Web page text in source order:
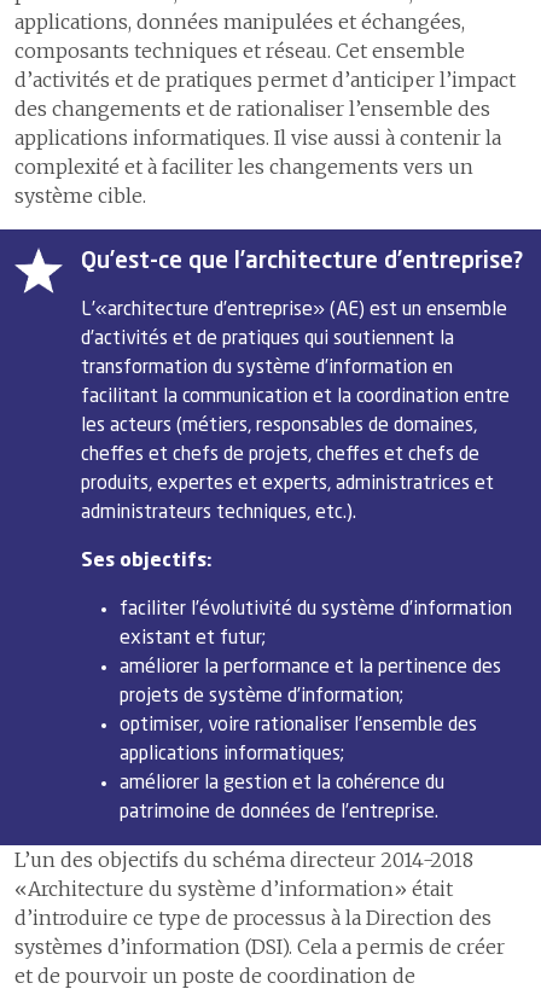
applications, données manipulées et échangées,
composants techniques et réseau. Cet ensemble
d’activités et de pratiques permet d’anticiper l’impact
des changements et de rationaliser l’ensemble des
applications informatiques. Il vise aussi à contenir la
complexité et à faciliter les changements vers un
système cible.
Qu’est-ce que l’architecture d’entreprise?
L’«architecture d’entreprise» (AE) est un ensemble
d’activités et de pratiques qui soutiennent la
transformation du système d’information en
facilitant la communication et la coordination entre
les acteurs (métiers, responsables de domaines,
cheffes et chefs de projets, cheffes et chefs de
produits, expertes et experts, administratrices et
administrateurs techniques, etc.).
Ses objectifs:
faciliter l’évolutivité du système d’information
existant et futur;
améliorer la performance et la pertinence des
projets de système d’information;
optimiser, voire rationaliser l’ensemble des
applications informatiques;
améliorer la gestion et la cohérence du
patrimoine de données de l’entreprise.
L’un des objectifs du schéma directeur 2014-2018
«Architecture du système d’information» était
d’introduire ce type de processus à la Direction des
systèmes d’information (DSI). Cela a permis de créer
et de pourvoir un poste de coordination de